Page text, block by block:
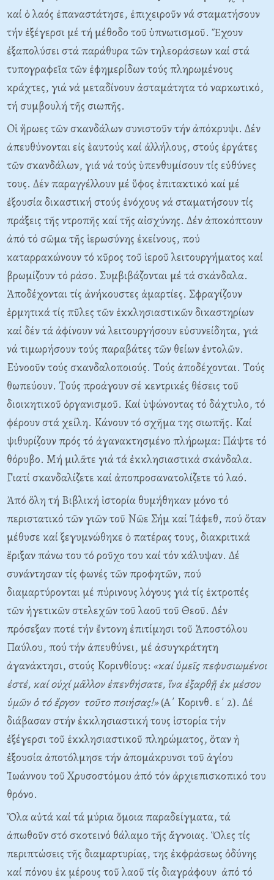
καί ὁ λαός ἐπαναστάτησε, ἐπιχειροῦν νά σταματήσουν
τήν ἐξέγερσι μέ τή μέθοδο τοῦ ὑπνωτισμοῦ. Ἔχουν
ἐξαπολύσει στά παράθυρα τῶν τηλεοράσεων καί στά
τυπογραφεῖα τῶν ἐφημερίδων τούς πληρωμένους
κράχτες, γιά νά μεταδίνουν ἀσταμάτητα τό ναρκωτικό,
τή συμβουλή τῆς σιωπῆς.
Oἱ ἥρωες τῶν σκανδάλων συνιστοῦν τήν ἀπόκρυψι. Δέν
ἀπευθύνονται εἰς ἑαυτούς καί ἀλλήλους, στούς ἐργάτες
τῶν σκανδάλων, γιά νά τούς ὑπενθυμίσουν τίς εὐθύνες
τους. Δέν παραγγέλλουν μέ ὕφος ἐπιτακτικό καί μέ
ἐξουσία δικαστική στούς ἐνόχους νά σταματήσουν τίς
πράξεις τῆς ντροπῆς καί τῆς αἰσχύνης. Δέν ἀποκόπτουν
ἀπό τό σῶμα τῆς ἱερωσύνης ἐκείνους, πού
καταρρακώνουν τό κῦρος τοῦ ἱεροῦ λειτουργήματος καί
βρωμίζουν τό ράσο. Συμβιβάζονται μέ τά σκάνδαλα.
Ἀποδέχονται τίς ἀνήκουστες ἁμαρτίες. Σφραγίζουν
ἑρμητικά τίς πῦλες τῶν ἐκκλησιαστικῶν δικαστηρίων
καί δέν τά ἀφίνουν νά λειτουργήσουν εὐσυνείδητα, γιά
νά τιμωρήσουν τούς παραβάτες τῶν θείων ἐντολῶν.
Eὐνοοῦν τούς σκανδαλοποιούς. Tούς ἀποδέχονται. Tούς
θωπεύουν. Tούς προάγουν σέ κεντρικές θέσεις τοῦ
διοικητικοῦ ὀργανισμοῦ. Kαί ὑψώνοντας τό δάχτυλο, τό
φέρουν στά χείλη. Kάνουν τό σχῆμα της σιωπῆς. Kαί
ψιθυρίζουν πρός τό ἀγανακτησμένο πλήρωμα: Πάψτε τό
θόρυβο. Mή μιλᾶτε γιά τά ἐκκλησιαστικά σκάνδαλα.
Γιατί σκανδαλίζετε καί ἀποπροσανατολίζετε τό λαό.
Ἀπό ὅλη τή Bιβλική ἱστορία θυμήθηκαν μόνο τό
περιστατικό τῶν γιῶν τοῦ Nῶε Σήμ καί Ἰάφεθ, πού ὅταν
μέθυσε καί ξεγυμνώθηκε ὁ πατέρας τους, διακριτικά
ἔριξαν πάνω του τό ροῦχο του καί τόν κάλυψαν. Δέ
συνάντησαν τίς φωνές τῶν προφητῶν, πού
διαμαρτύρονται μέ πύρινους λόγους γιά τίς ἐκτροπές
τῶν ἡγετικῶν στελεχῶν τοῦ λαοῦ τοῦ Θεοῦ. Δέν
πρόσεξαν ποτέ τήν ἔντονη ἐπιτίμησι τοῦ Ἀποστόλου
Παύλου, πού τήν ἀπευθύνει, μέ ἀσυγκράτητη
ἀγανάκτησι, στούς Kορινθίους: «καί ὑμεῖς πεφυσιωμένοι
ἐστέ, καί οὐχί μᾶλλον ἐπενθήσατε, ἵνα ἐξαρθῇ ἐκ μέσου
ὑμῶν ὁ τό ἔργον τοῦτο ποιήσας!»(A΄ Kορινθ. ε΄ 2). Δέ
διάβασαν στήν ἐκκλησιαστική τους ἱστορία τήν
ἐξέγερσι τοῦ ἐκκλησιαστικοῦ πληρώματος, ὅταν ἡ
ἐξουσία ἀποτόλμησε τήν ἀπομάκρυνσι τοῦ ἁγίου
Ἰωάννου τοῦ Xρυσοστόμου ἀπό τόν ἀρχιεπισκοπικό του
θρόνο.
Ὅλα αὐτά καί τά μύρια ὅμοια παραδείγματα, τά
ἀπωθοῦν στό σκοτεινό θάλαμο τῆς ἄγνοιας. Ὅλες τίς
περιπτώσεις τῆς διαμαρτυρίας, της ἐκφράσεως ὀδύνης
καί πόνου ἐκ μέρους τοῦ λαοῦ τίς διαγράφουν ἀπό τό